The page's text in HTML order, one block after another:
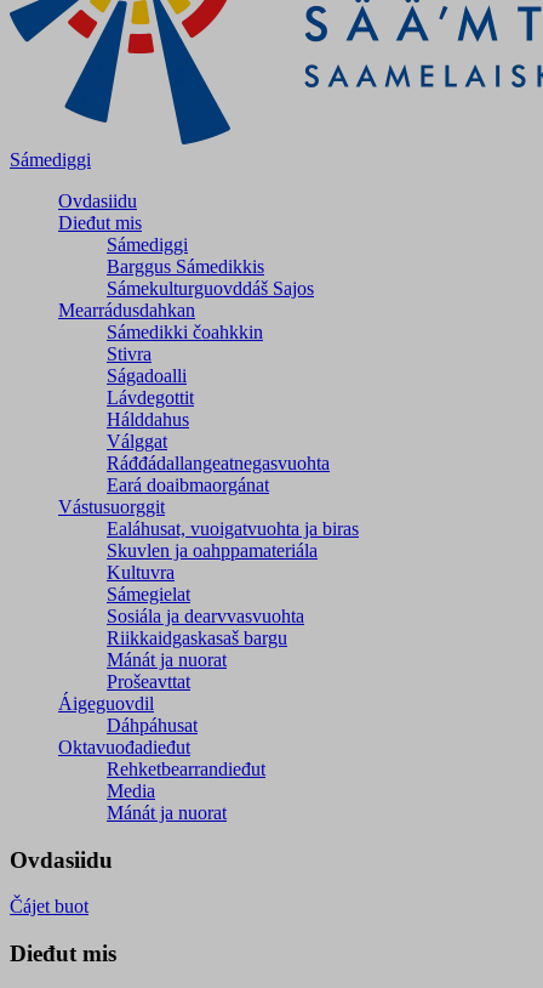
Sámediggi
Ovdasiidu
Dieđut mis
Sámediggi
Barggus Sámedikkis
Sámekulturguovddáš Sajos
Mearrádusdahkan
Sámedikki čoahkkin
Stivra
Ságadoalli
Lávdegottit
Hálddahus
Válggat
Ráđđádallangeatnegas­vuohta
Eará doaibmaorgánat
Vástusuorggit
Ealáhusat, vuoigatvuohta ja biras
Skuvlen ja oahppamateriála
Kultuvra
Sámegielat
Sosiála ja dearvvasvuohta
Riikkaidgaskasaš bargu
Mánát ja nuorat
Prošeavttat
Áigeguovdil
Dáhpáhusat
Oktavuođadieđut
Rehketbearrandieđut
Media
Mánát ja nuorat
Ovdasiidu
Čájet buot
Dieđut mis